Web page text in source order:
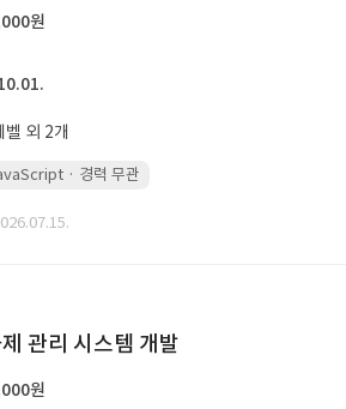
원
벨 외 2개
· 경력 무관
관리 시스템 개발
원